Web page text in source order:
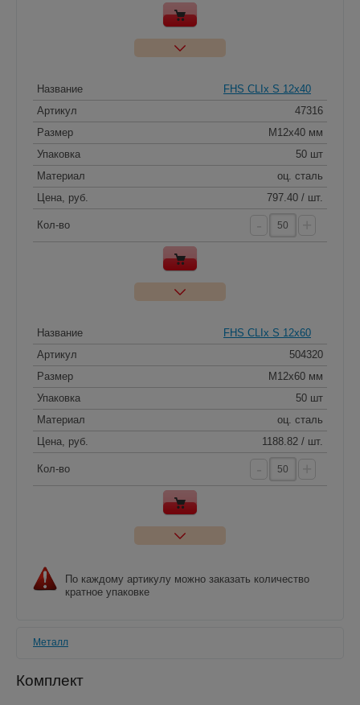
Название
FHS CLIx S 12x40
Артикул
47316
Размер
M12х40 мм
Упаковка
50 шт
Материал
оц. сталь
Цена, руб.
797.40 / шт.
Кол-во
Название
FHS CLIx S 12x60
Артикул
504320
Размер
M12х60 мм
Упаковка
50 шт
Материал
оц. сталь
Цена, руб.
1188.82 / шт.
Кол-во
По каждому артикулу можно заказать количество
кратное упаковке
Металл
Комплект